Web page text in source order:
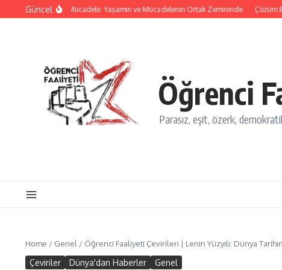
İçeriğe atla
Güncel
Ekolojik Mücadele: Yaşamın ve Mücadelenin Ortak Zemininde Çözüm
Öğrenci
Parasız, eşit, özerk,
Home / Genel / Öğrenci Faaliyeti Çevirileri | Lenin Yüzyılı: Dünya
Çeviriler Dünya'dan Haberler Genel